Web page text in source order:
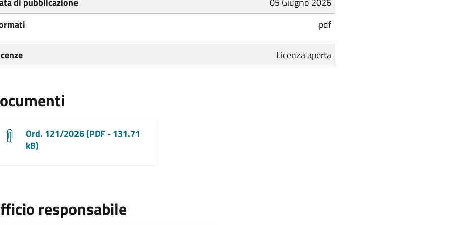
pdf
Licenza aperta
Ord. 121/2026 (PDF - 131.71
kB)
responsabile